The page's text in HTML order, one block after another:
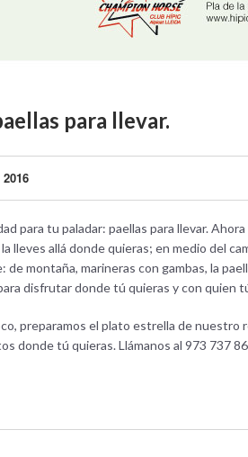
para llevar.
para tu paladar: paellas para llevar.
lleves allá donde quieras; en medio del
de montaña, marineras con gambas, la
disfrutar donde tú quieras y con quien
preparamos el plato estrella de nuestro
donde tú quieras. Llámanos al 973 737